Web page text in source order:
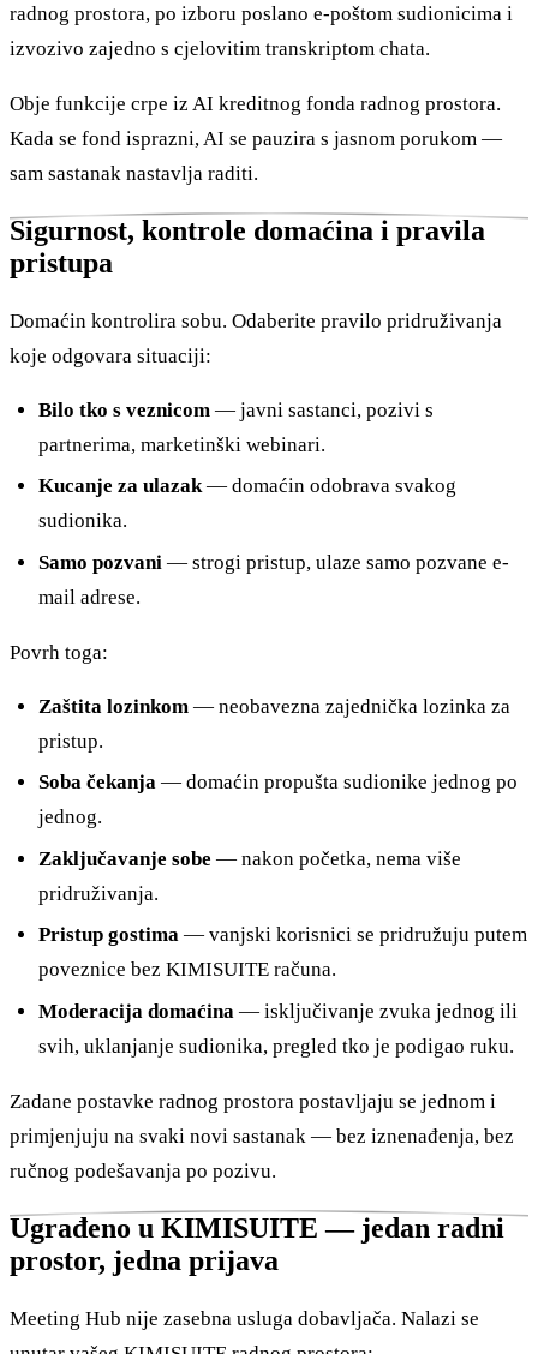
radnog prostora, po izboru poslano e-poštom sudionicima i
izvozivo zajedno s cjelovitim transkriptom chata.
Obje funkcije crpe iz AI kreditnog fonda radnog prostora.
Kada se fond isprazni, AI se pauzira s jasnom porukom —
sam sastanak nastavlja raditi.
Sigurnost, kontrole domaćina i pravila
pristupa
Domaćin kontrolira sobu. Odaberite pravilo pridruživanja
koje odgovara situaciji:
Bilo tko s veznicom — javni sastanci, pozivi s
partnerima, marketinški webinari.
Kucanje za ulazak— domaćin odobrava svakog
sudionika.
Samo pozvani — strogi pristup, ulaze samo pozvane e-
mail adrese.
Povrh toga:
Zaštita lozinkom — neobavezna zajednička lozinka za
pristup.
Soba čekanja — domaćin propušta sudionike jednog po
jednog.
Zaključavanje sobe — nakon početka, nema više
pridruživanja.
Pristup gostima — vanjski korisnici se pridružuju putem
poveznice bez KIMISUITE računa.
Moderacija domaćina — isključivanje zvuka jednog ili
svih, uklanjanje sudionika, pregled tko je podigao ruku.
Zadane postavke radnog prostora postavljaju se jednom i
primjenjuju na svaki novi sastanak — bez iznenađenja, bez
ručnog podešavanja po pozivu.
Ugrađeno u KIMISUITE — jedan radni
prostor, jedna prijava
Meeting Hub nije zasebna usluga dobavljača. Nalazi se